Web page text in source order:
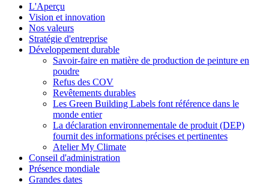
L'Aperçu
Vision et innovation
Nos valeurs
Stratégie d'entreprise
Développement durable
Savoir-faire en matière de production de peinture en
poudre
Refus des COV
Revêtements durables
Les Green Building Labels font référence dans le
monde entier
La déclaration environnementale de produit (DEP)
fournit des informations précises et pertinentes
Atelier My Climate
Conseil d'administration
Présence mondiale
Grandes dates